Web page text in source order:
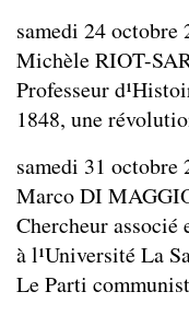
samedi 24 octobre
Michèle RIOT-
Professeur
1848, une
samedi 31 octobre
Marco DI
Chercheur associé
à l¹Université La
Le Parti